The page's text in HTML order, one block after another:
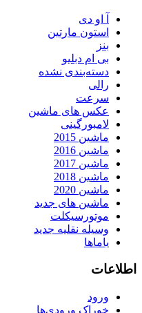
آ او دی
استون مارتین
بنز
بی ام دبلیو
دسته‌بندی نشده
رالی
سرعت
عکس های ماشین
لامبورگینی
ماشین 2015
ماشین 2016
ماشین 2017
ماشین 2018
ماشین 2020
ماشین های جدید
موتورسیکلت
وسیله نقلیه جدید
یاماها
اطلاعات
ورود
خوراک ورودی‌ها